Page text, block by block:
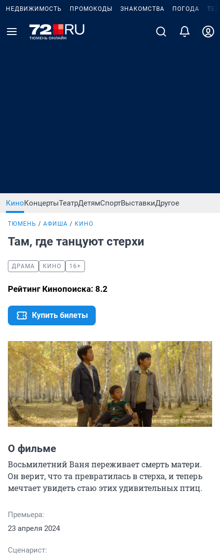
НЕДВИЖИМОСТЬ ПРОМОКОДЫ ЗНАКОМСТВА ПОГОДА
КиноКонцертыТеатрДетямСпортВыставкиДругое
ТЮМЕНЬ АФИША КИНО
Там, где танцуют стерхи
ДРАМА КИНО 16+
Рейтинг Кинопоиска: 8.2
Купить билеты
О фильме
Восьмилетний Ваня переживает смерть матери.
Он верит, что та превратилась в стерха, и теперь
мечтает увидеть стаю этих удивительных птиц.
Премьера:
23 апреля 2024
Сценарист: